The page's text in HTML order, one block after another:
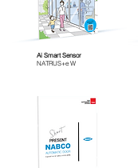
Ai Smart Sensor
NATRUS+e W